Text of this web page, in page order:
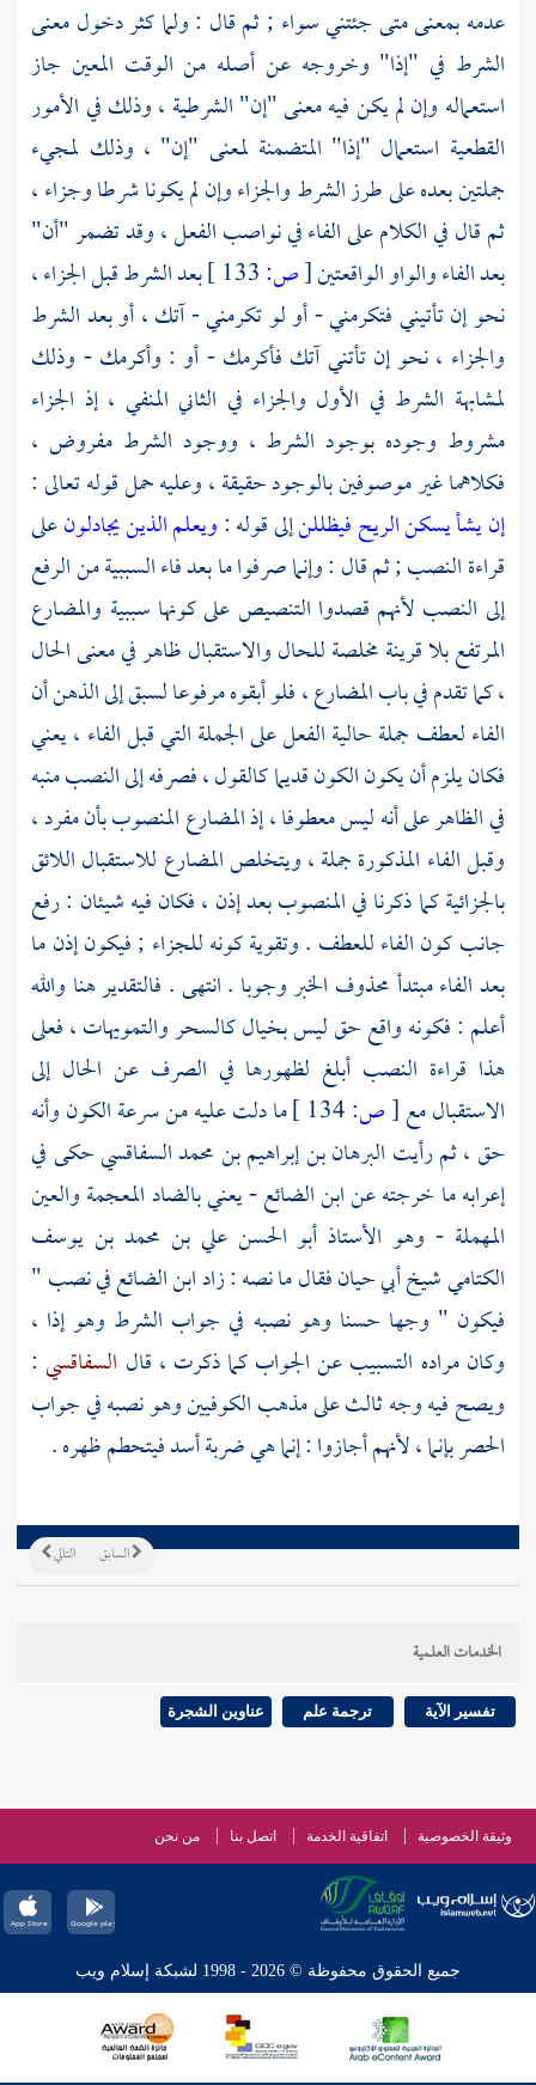
عدمه بمعنى متى جئتني سواء ; ثم قال : ولما كثر دخول معنى
الشرط في "إذا" وخروجه عن أصله من الوقت المعين جاز
استعماله وإن لم يكن فيه معنى "إن" الشرطية ، وذلك في الأمور
القطعية استعمال "إذا" المتضمنة لمعنى "إن" ، وذلك لمجيء
جملتين بعده على طرز الشرط والجزاء وإن لم يكونا شرطا وجزاء ،
ثم قال في الكلام على الفاء في نواصب الفعل ، وقد تضمر "أن"
بعد الفاء والواو الواقعتين[ص:
بعد الشرط قبل الجزاء ،
نحو إن تأتيني فتكرمني - أو لو تكرمني - آتك ، أو بعد الشرط
والجزاء ، نحو إن تأتني آتك فأكرمك - أو : وأكرمك - وذلك
لمشابهة الشرط في الأول والجزاء في الثاني المنفي ، إذ الجزاء
مشروط وجوده بوجود الشرط ، ووجود الشرط مفروض ،
فكلاهما غير موصوفين بالوجود حقيقة ، وعليه حمل قوله تعالى :
إن يشأ يسكن الريح فيظللنإلى قوله :ويعلم الذين يجادلونعلى
قراءة النصب ; ثم قال : وإنما صرفوا ما بعد فاء السببية من الرفع
إلى النصب لأنهم قصدوا التنصيص على كونها سببية والمضارع
المرتفع بلا قرينة مخلصة للحال والاستقبال ظاهر في معنى الحال
، كما تقدم في باب المضارع ، فلو أبقوه مرفوعا لسبق إلى الذهن أن
الفاء لعطف جملة حالية الفعل على الجملة التي قبل الفاء ، يعني
فكان يلزم أن يكون الكون قديما كالقول ، فصرفه إلى النصب منبه
في الظاهر على أنه ليس معطوفا ، إذ المضارع المنصوب بأن مفرد ،
وقبل الفاء المذكورة جملة ، ويتخلص المضارع للاستقبال اللائق
بالجزائية كما ذكرنا في المنصوب بعد إذن ، فكان فيه شيئان : رفع
جانب كون الفاء للعطف . وتقوية كونه للجزاء ; فيكون إذن ما
بعد الفاء مبتدأ محذوف الخبر وجوبا . انتهى . فالتقدير هنا والله
أعلم : فكونه واقع حق ليس بخيال كالسحر والتمويهات ، فعلى
هذا قراءة النصب أبلغ لظهورها في الصرف عن الحال إلى
الاستقبال مع[ص:
ما دلت عليه من سرعة الكون وأنه
حق ، ثم رأيت البرهان بن إبراهيم بن محمد السفاقسيحكى في
إعرابه ما خرجته عنابن الضائع- يعني بالضاد المعجمة والعين
المهملة - وهو الأستاذ أبو الحسن علي بن محمد بن يوسف
الكتاميشيخأبي حيانفقال ما نصه : زادابن الضائعفي نصب "
فيكون " وجها حسنا وهو نصبه في جواب الشرط وهو إذا ،
وكان مراده التسبيب عن الجواب كما ذكرت ، قال السفاقسي :
ويصح فيه وجه ثالث على مذهب الكوفيين وهو نصبه في جواب
الحصر بإنما ، لأنهم أجازوا : إنما هي ضربة أسد فيتحطم ظهره .
التالي السابق
الخدمات العلمية
تفسير الآية ترجمة علم عناوين الشجرة
وثيقة الخصوصية اتفاقية الخدمة اتصل بنا من نحن
جميع الحقوق محفوظة © 2026 - 1998 لشبكة إسلام ويب